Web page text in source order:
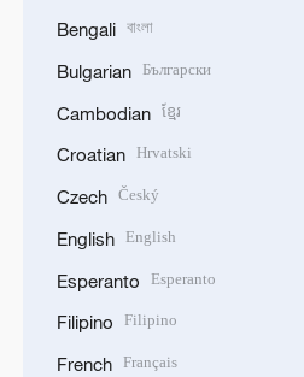
Bengali বাংলা
Bulgarian Български
Cambodian ខ្មែរ
Croatian Hrvatski
Czech Český
English English
Esperanto Esperanto
Filipino Filipino
French Français